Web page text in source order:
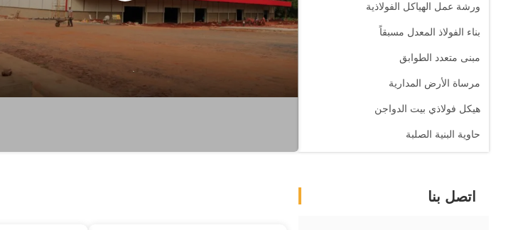
ورشة عمل الهياكل الفولاذية
بناء الفولاذ المعدل مسبقاً
مبنى متعدد الطوابق
مرساة الأرض المدارية
هيكل فولاذي بيت الدواجن
حاوية البنية الصلبة
اتصل بنا